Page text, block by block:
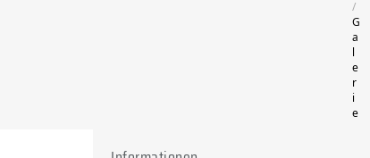
G
a
l
e
r
i
e